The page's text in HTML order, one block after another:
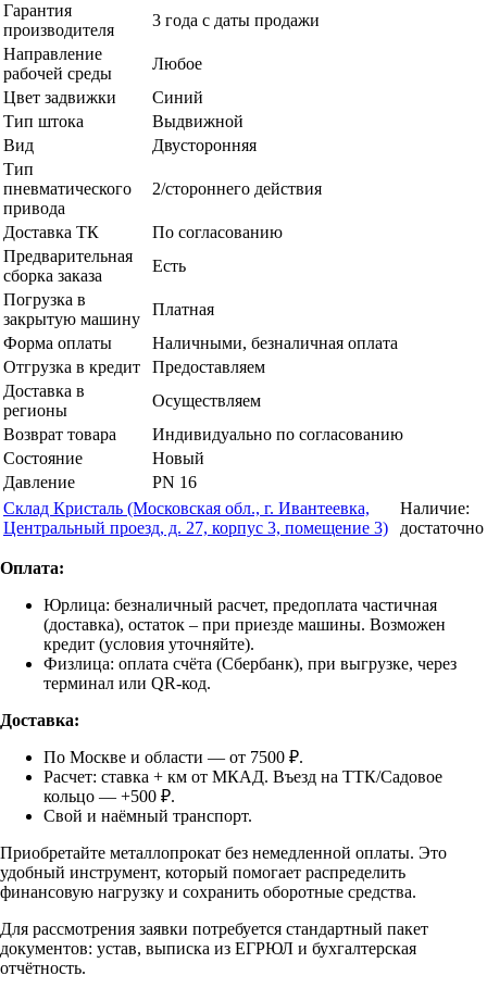
Гарантия
производителя
3 года с даты продажи
Направление
рабочей среды
Любое
Цвет задвижки
Синий
Тип штока
Выдвижной
Вид
Двусторонняя
Тип
пневматического
привода
2/стороннего действия
Доставка ТК
По согласованию
Предварительная
сборка заказа
Есть
Погрузка в
закрытую машину
Платная
Форма оплаты
Наличными, безналичная оплата
Отгрузка в кредит
Предоставляем
Доставка в
регионы
Осуществляем
Возврат товара
Индивидуально по согласованию
Состояние
Новый
Давление
PN 16
Склад Кристаль (Московская обл., г. Ивантеевка,
Центральный проезд, д. 27, корпус 3, помещение 3)
Наличие:
достаточно
Оплата:
Юрлица: безналичный расчет, предоплата частичная
(доставка), остаток – при приезде машины. Возможен
кредит (условия уточняйте).
Физлица: оплата счёта (Сбербанк), при выгрузке, через
терминал или QR-код.
Доставка:
По Москве и области — от 7500 ₽.
Расчет: ставка + км от МКАД. Въезд на ТТК/Садовое
кольцо — +500 ₽.
Свой и наёмный транспорт.
Приобретайте металлопрокат без немедленной оплаты. Это
удобный инструмент, который помогает распределить
финансовую нагрузку и сохранить оборотные средства.
Для рассмотрения заявки потребуется стандартный пакет
документов: устав, выписка из ЕГРЮЛ и бухгалтерская
отчётность.